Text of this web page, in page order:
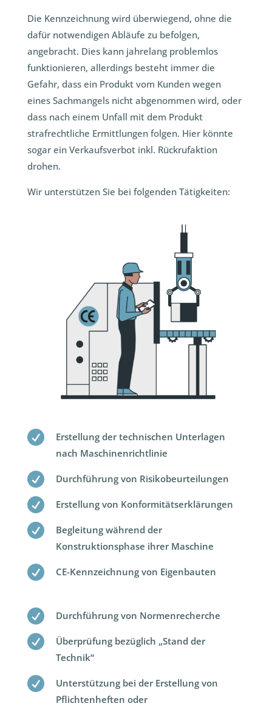
Die Kennzeichnung wird überwiegend, ohne die
dafür notwendigen Abläufe zu befolgen,
angebracht. Dies kann jahrelang problemlos
funktionieren, allerdings besteht immer die
Gefahr, dass ein Produkt vom Kunden wegen
eines Sachmangels nicht abgenommen wird, oder
dass nach einem Unfall mit dem Produkt
strafrechtliche Ermittlungen folgen. Hier könnte
sogar ein Verkaufsverbot inkl. Rückrufaktion
drohen.
Wir unterstützen Sie bei folgenden Tätigkeiten:

Erstellung der technischen Unterlagen
nach Maschinenrichtlinie
 Durchführung von Risikobeurteilungen
 Erstellung von Konformitätserklärungen

Begleitung während der
Konstruktionsphase ihrer Maschine
 CE-Kennzeichnung von Eigenbauten
 Durchführung von Normenrecherche

Überprüfung bezüglich „Stand der
Technik“

Unterstützung bei der Erstellung von
Pflichtenheften oder